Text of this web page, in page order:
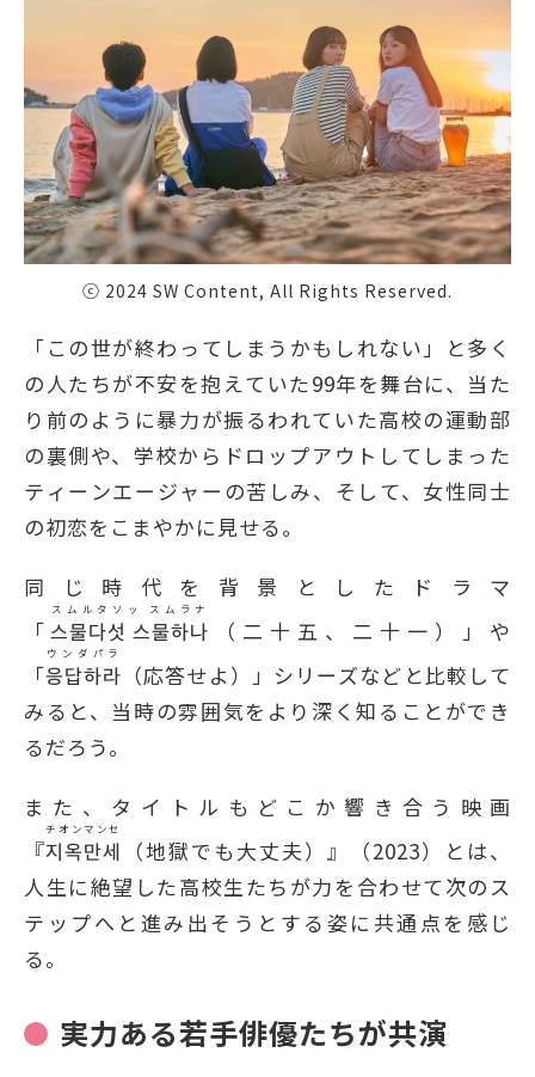
ⓒ 2024 SW Content, All Rights Reserved.
「この世が終わってしまうかもしれない」と多く
の人たちが不安を抱えていた99年を舞台に、当た
り前のように暴力が振るわれていた高校の運動部
の裏側や、学校からドロップアウトしてしまった
ティーンエージャーの苦しみ、そして、女性同士
の初恋をこまやかに見せる。
同じ時代を背景としたドラマ
「 스물다섯 스물하나
スムルタソッ スムラナ
（二十五、二十一）」や
「응답하라
ウンダパラ
（応答せよ）」シリーズなどと比較して
みると、当時の雰囲気をより深く知ることができ
るだろう。
また、タイトルもどこか響き合う映画
『지옥만세
チオンマンセ
（地獄でも大丈夫）』（2023）とは、
人生に絶望した高校生たちが力を合わせて次のス
テップへと進み出そうとする姿に共通点を感じ
る。
実力ある若手俳優たちが共演